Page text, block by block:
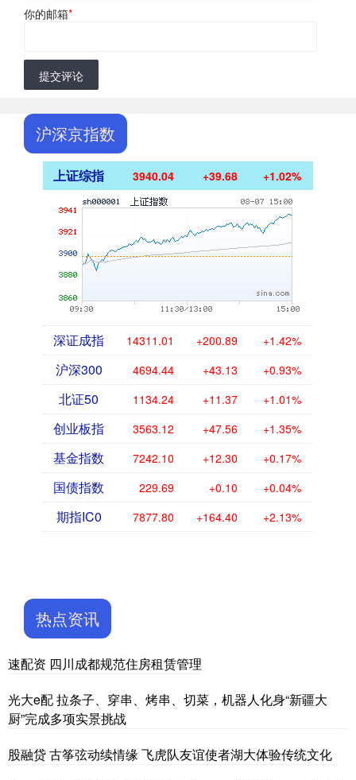
你的邮箱*
提交评论
沪深京指数
上证综指 3940.04 +39.68 +1.02%
深证成指 14311.01 +200.89 +1.42%
沪深300 4694.44 +43.13 +0.93%
北证50 1134.24 +11.37 +1.01%
创业板指 3563.12 +47.56 +1.35%
基金指数 7242.10 +12.30 +0.17%
国债指数 229.69 +0.10 +0.04%
期指IC0 7877.80 +164.40 +2.13%
热点资讯
速配资 四川成都规范住房租赁管理
光大e配 拉条子、穿串、烤串、切菜，机器人化身“新疆大
厨”完成多项实景挑战
股融贷 古筝弦动续情缘 飞虎队友谊使者湖大体验传统文化